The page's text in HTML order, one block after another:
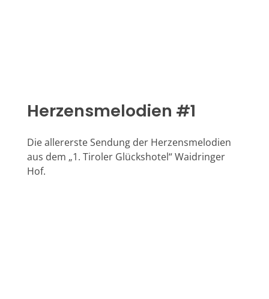
Herzensmelodien #1
Die allererste Sendung der Herzensmelodien
aus dem „1. Tiroler Glückshotel“ Waidringer
Hof.